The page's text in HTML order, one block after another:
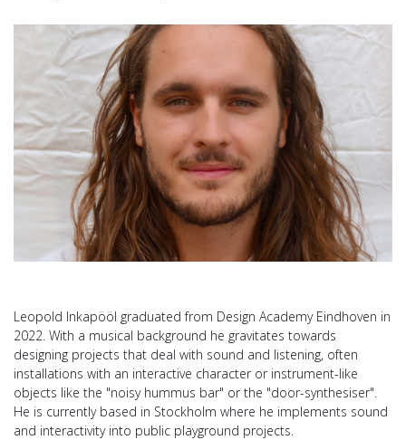
Leopold Inkapööl graduated from Design Academy Eindhoven in
2022. With a musical background he gravitates towards
designing projects that deal with sound and listening, often
installations with an interactive character or instrument-like
objects like the "noisy hummus bar" or the "door-synthesiser".
He is currently based in Stockholm where he implements sound
and interactivity into public playground projects.